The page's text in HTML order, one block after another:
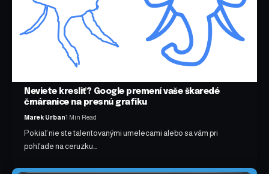
Neviete kresliť? Google premení vaše škaredé
čmáranice na presnú grafiku
Marek Urban1 Min Read
Pokiaľ nie ste talentovanými umelecami alebo sa vám pri
pohľade na ceruzku…